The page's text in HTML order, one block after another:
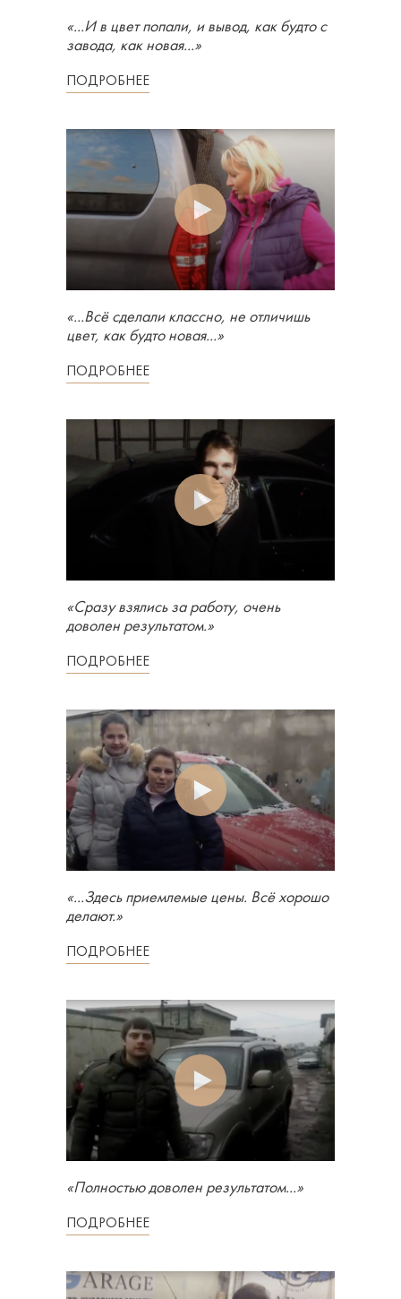
«...И в цвет попали, и вывод, как будто с
завода, как новая...»
ПОДРОБНЕЕ
«...Всё сделали классно, не отличишь
цвет, как будто новая...»
ПОДРОБНЕЕ
«Сразу взялись за работу, очень
доволен результатом.»
ПОДРОБНЕЕ
«...Здесь приемлемые цены. Всё хорошо
делают.»
ПОДРОБНЕЕ
«Полностью доволен результатом...»
ПОДРОБНЕЕ